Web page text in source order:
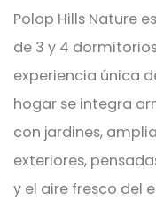
Polop Hills Nature
de 3 y 4
experiencia única
hogar se integra
con jardines,
exteriores,
y el aire fresco del